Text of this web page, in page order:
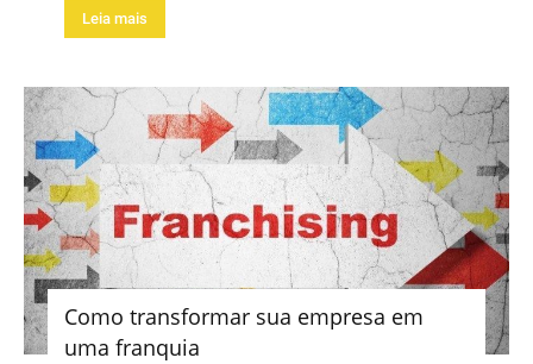
Leia mais
Como transformar sua empresa em
uma franquia